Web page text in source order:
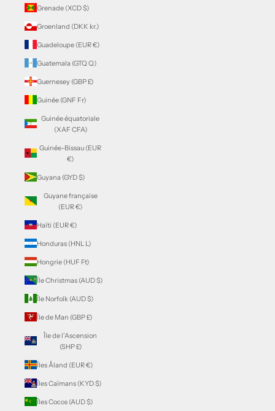
Grenade (XCD $)
Groenland (DKK kr.)
Guadeloupe (EUR €)
Guatemala (GTQ Q)
Guernesey (GBP £)
Guinée (GNF Fr)
Guinée équatoriale
(XAF CFA)
Guinée-Bissau (EUR
€)
Guyana (GYD $)
Guyane française
(EUR €)
Haïti (EUR €)
Honduras (HNL L)
Hongrie (HUF Ft)
Île Christmas (AUD $)
Île Norfolk (AUD $)
Île de Man (GBP £)
Île de l’Ascension
(SHP £)
Îles Åland (EUR €)
Îles Caïmans (KYD $)
Îles Cocos (AUD $)